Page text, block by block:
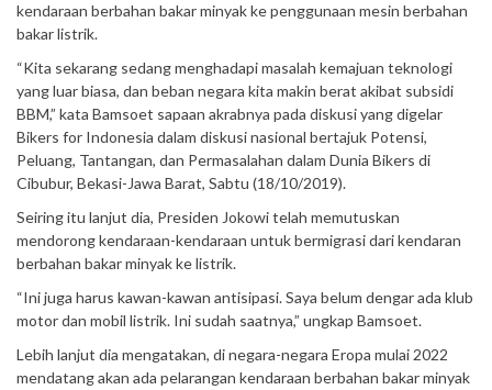
kendaraan berbahan bakar minyak ke penggunaan mesin berbahan
bakar listrik.
“Kita sekarang sedang menghadapi masalah kemajuan teknologi
yang luar biasa, dan beban negara kita makin berat akibat subsidi
BBM,” kata Bamsoet sapaan akrabnya pada diskusi yang digelar
Bikers for Indonesia dalam diskusi nasional bertajuk Potensi,
Peluang, Tantangan, dan Permasalahan dalam Dunia Bikers di
Cibubur, Bekasi-Jawa Barat, Sabtu (18/10/2019).
Seiring itu lanjut dia, Presiden Jokowi telah memutuskan
mendorong kendaraan-kendaraan untuk bermigrasi dari kendaran
berbahan bakar minyak ke listrik.
“Ini juga harus kawan-kawan antisipasi. Saya belum dengar ada klub
motor dan mobil listrik. Ini sudah saatnya,” ungkap Bamsoet.
Lebih lanjut dia mengatakan, di negara-negara Eropa mulai 2022
mendatang akan ada pelarangan kendaraan berbahan bakar minyak